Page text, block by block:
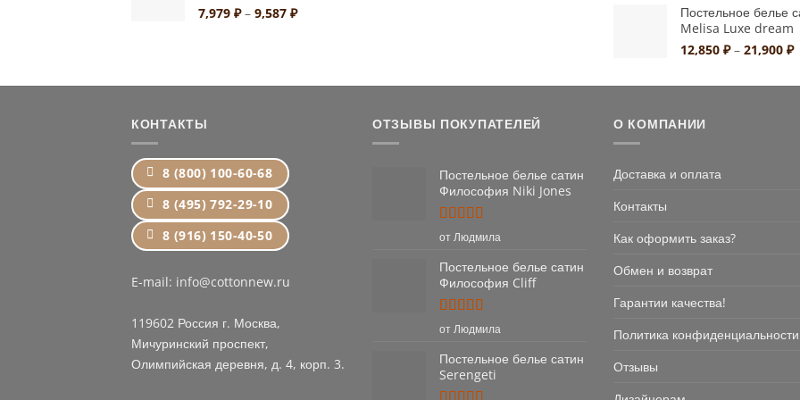
1,499 ₽
7,979 ₽ – 9,587 ₽Диапазон
Постельное белье
Melisa Luxe dream
12,850 ₽ – 21,900 ₽
КОНТАКТЫ
8 (800) 100-60-68
8 (495) 792-29-10
8 (916) 150-40-50
E-mail: info@cottonnew.ru
119602 Россия г. Москва,
Мичуринский проспект,
Олимпийская деревня, д. 4, корп. 3.
ОТЗЫВЫ ПОКУПАТЕЛЕЙ
Постельное белье сатин
Философия Niki Jones
Оценка5
от Людмила
Постельное белье сатин
Философия Cliff
Оценка5
от Людмила
Постельное белье сатин
Serengeti
О КОМПАНИИ
Доставка и оплата
Контакты
Как оформить заказ?
Обмен и возврат
Гарантии качества!
Политика конфиденциальности
Отзывы